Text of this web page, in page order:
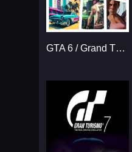
GTA 6 / Grand Theft Auto VI